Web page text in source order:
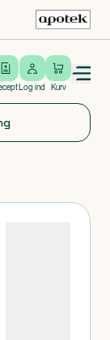
Log ind
Log ind Kurv
close menu